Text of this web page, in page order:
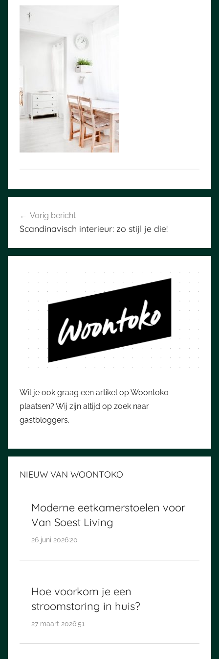
navigatie
Vorig bericht
Scandinavisch interieur: zo stijl je die!
Wil je ook graag een artikel op Woontoko
plaatsen? Wij zijn altijd op zoek naar
gastbloggers.
NIEUW VAN WOONTOKO
Moderne eetkamerstoelen voor
Van Soest Living
26 juni 2026:20
Hoe voorkom je een
stroomstoring in huis?
27 maart 2026:51